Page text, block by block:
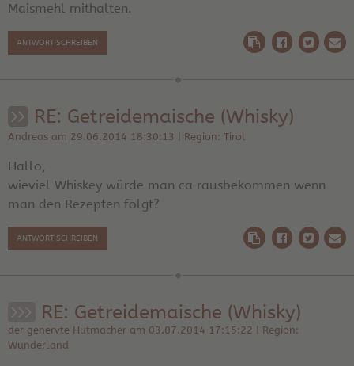
Maismehl mithalten.
ANTWORT SCHREIBEN
RE: Getreidemaische (Whisky)
Andreas am 29.06.2014 18:30:13 | Region: Tirol
Hallo,
wieviel Whiskey würde man ca rausbekommen wenn
man den Rezepten folgt?
ANTWORT SCHREIBEN
RE: Getreidemaische (Whisky)
der genervte Hutmacher am 03.07.2014 17:15:22 | Region:
Wunderland